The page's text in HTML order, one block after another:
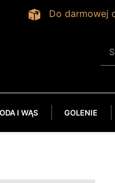
Do darmowej
I WĄS GOLENIE